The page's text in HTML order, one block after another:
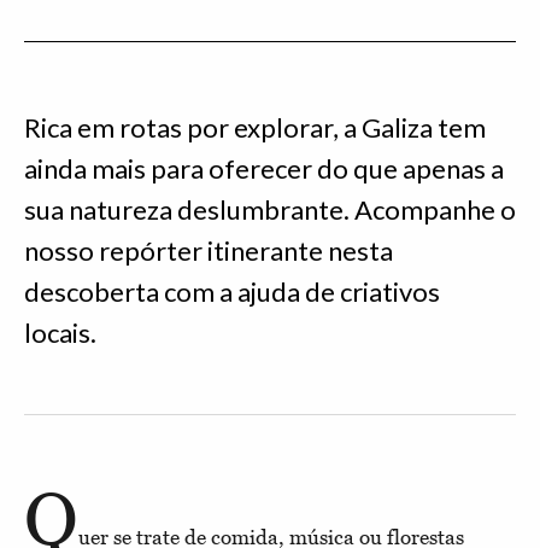
Rica em rotas por explorar, a Galiza tem
ainda mais para oferecer do que apenas a
sua natureza deslumbrante. Acompanhe o
nosso repórter itinerante nesta
descoberta com a ajuda de criativos
locais.
Quer se trate de comida, música ou florestas